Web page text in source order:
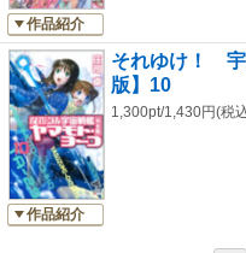
作品紹介
作品紹介
それゆけ！ 宇
版】10
1,300pt/1,430円(税